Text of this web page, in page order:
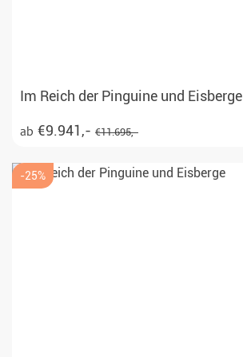
Im Reich der Pinguine und Eisberge
ab €9.941,- €11.695,-
-25%